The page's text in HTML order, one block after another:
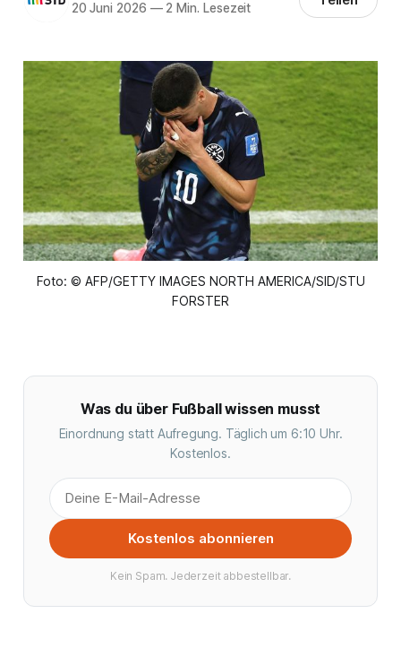
20 Juni 2026 —2 Min. Lesezeit
Foto: © AFP/GETTY IMAGES NORTH AMERICA/SID/STU
FORSTER
Was du über Fußball wissen musst
Einordnung statt Aufregung. Täglich um 6:10 Uhr.
Kostenlos.
Kostenlos abonnieren
Kein Spam. Jederzeit abbestellbar.